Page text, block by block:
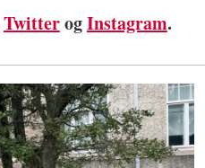
TwitterogInstagram.